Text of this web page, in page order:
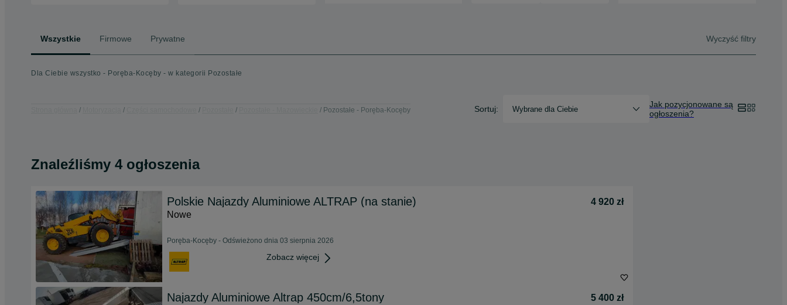
Wszystkie Firmowe Prywatne Wyczyść filtry
Dla Ciebie wszystko - Poręba-Kocęby - w kategorii Pozostałe
Pozostałe - Poręba-Kocęby Sortuj: Wybrane dla Ciebie
Jak pozycjonowane są
ogłoszenia?
Znaleźliśmy 4 ogłoszenia
Polskie Najazdy Aluminiowe ALTRAP (na stanie)
4 920 zł
Nowe
Poręba-Kocęby - Odświeżono dnia 03 sierpnia 2026
Zobacz więcej
Najazdy Aluminiowe Altrap 450cm/6,5tony
5 400 zł